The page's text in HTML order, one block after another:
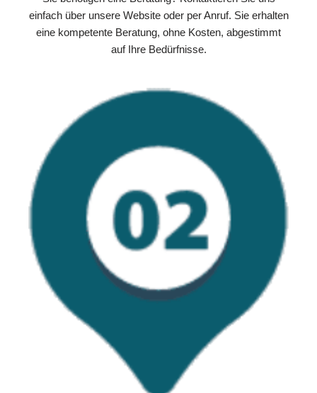
einfach über unsere Website oder per Anruf. Sie erhalten
eine kompetente Beratung, ohne Kosten, abgestimmt
auf Ihre Bedürfnisse.